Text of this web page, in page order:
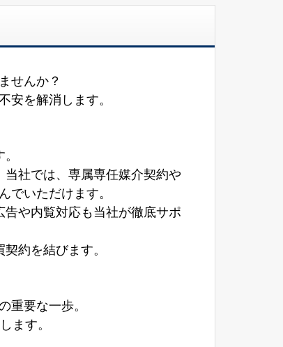
せんか？
を解消します。
社では、専属専任媒介契約や
いただけます。
や内覧対応も当社が徹底サポ
約を結びます。
要な一歩。
ます。